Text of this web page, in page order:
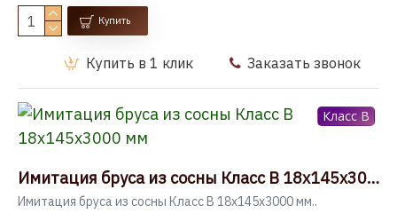
Купить
Купить в 1 клик Заказать звонок
Класс B
Имитация бруса из сосны Класс В 18x145x3000 мм
Имитация бруса из сосны Класс В 18x145x3000 мм..